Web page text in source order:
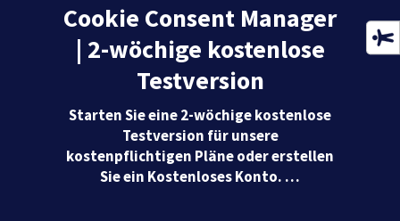
Cookie Consent Manager
| 2-wöchige kostenlose
Testversion
Starten Sie eine 2-wöchige kostenlose
Testversion für unsere
kostenpflichtigen Pläne oder erstellen
Sie ein Kostenloses Konto. …